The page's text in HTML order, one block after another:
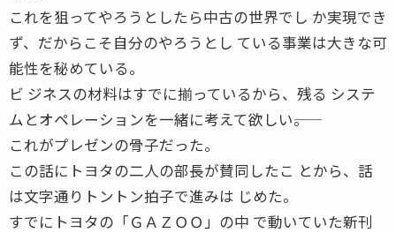
これを狙ってやろうとしたら中古の世界でし か実現でき
ず、だからこそ自分のやろうとし ている事業は大きな可
能性を秘めている。
ビ ジネスの材料はすでに揃っているから、残る システ
ムとオペレーションを一緒に考えて欲しい――。
これがプレゼンの骨子だった。
この話にトヨタの二人の部長が賛同したこ とから、話
は文字通りトントン拍子で進みは じめた。
すでにトヨタの「ＧＡＺＯＯ」の中 で動いていた新刊